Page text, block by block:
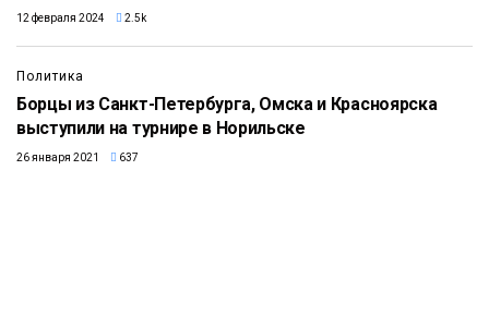
12 февраля 2024 2.5k
Политика
Борцы из Санкт-Петербурга, Омска и Красноярска
выступили на турнире в Норильске
26 января 2021 637